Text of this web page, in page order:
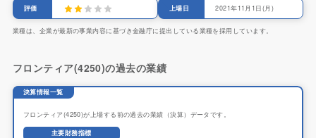
評価 上場日 2021年11月1日(月)
業種は、企業が最新の事業内容に基づき金融庁に提出している業種を採用しています。
フロンティア(4250)の過去の業績
決算情報一覧
フロンティア(4250)が上場する前の過去の業績（決算）データです。
主要財務指標